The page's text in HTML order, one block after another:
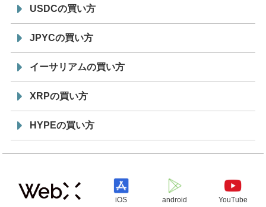
USDCの買い方
JPYCの買い方
イーサリアムの買い方
XRPの買い方
HYPEの買い方
iOS android YouTube